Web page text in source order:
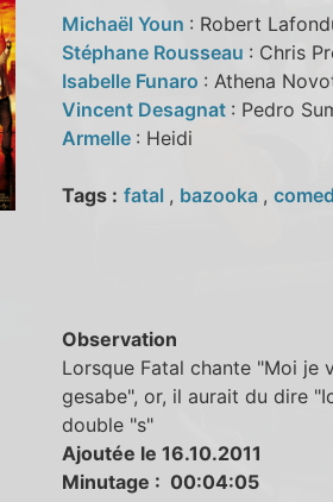
Michaël Youn : Robert
Stéphane Rousseau : Chris
Isabelle Funaro : Athena
Vincent Desagnat : Pedro
Armelle : Heidi
Tags : fatal , bazooka ,
Observation
Lorsque Fatal chante "Moi je
gesabe", or, il aurait du dire
double "s"
Ajoutée le 16.10.2011
Minutage : 00:04:05